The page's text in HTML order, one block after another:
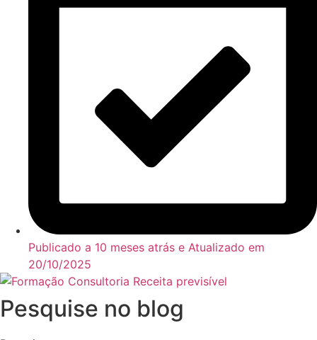
Publicado a 10 meses atrás e Atualizado em
20/10/2025
Pesquise no blog